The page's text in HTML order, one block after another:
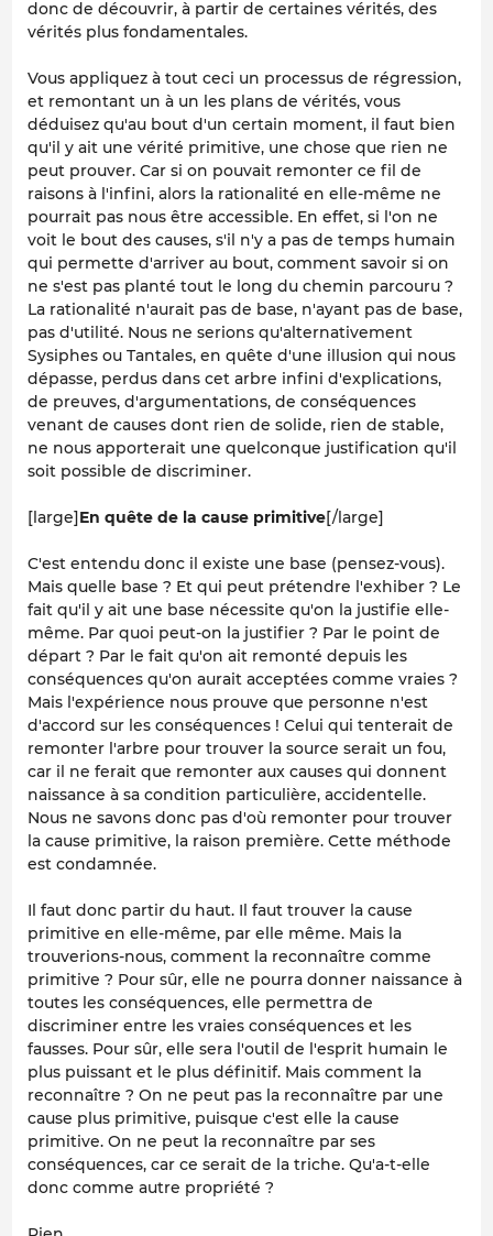
donc de découvrir, à partir de certaines vérités, des
vérités plus fondamentales.
Vous appliquez à tout ceci un processus de régression,
et remontant un à un les plans de vérités, vous
déduisez qu'au bout d'un certain moment, il faut bien
qu'il y ait une vérité primitive, une chose que rien ne
peut prouver. Car si on pouvait remonter ce fil de
raisons à l'infini, alors la rationalité en elle-même ne
pourrait pas nous être accessible. En effet, si l'on ne
voit le bout des causes, s'il n'y a pas de temps humain
qui permette d'arriver au bout, comment savoir si on
ne s'est pas planté tout le long du chemin parcouru ?
La rationalité n'aurait pas de base, n'ayant pas de base,
pas d'utilité. Nous ne serions qu'alternativement
Sysiphes ou Tantales, en quête d'une illusion qui nous
dépasse, perdus dans cet arbre infini d'explications,
de preuves, d'argumentations, de conséquences
venant de causes dont rien de solide, rien de stable,
ne nous apporterait une quelconque justification qu'il
soit possible de discriminer.
[large] En quête de la cause primitive[/large]
C'est entendu donc il existe une base (pensez-vous).
Mais quelle base ? Et qui peut prétendre l'exhiber ? Le
fait qu'il y ait une base nécessite qu'on la justifie elle-
même. Par quoi peut-on la justifier ? Par le point de
départ ? Par le fait qu'on ait remonté depuis les
conséquences qu'on aurait acceptées comme vraies ?
Mais l'expérience nous prouve que personne n'est
d'accord sur les conséquences ! Celui qui tenterait de
remonter l'arbre pour trouver la source serait un fou,
car il ne ferait que remonter aux causes qui donnent
naissance à sa condition particulière, accidentelle.
Nous ne savons donc pas d'où remonter pour trouver
la cause primitive, la raison première. Cette méthode
est condamnée.
Il faut donc partir du haut. Il faut trouver la cause
primitive en elle-même, par elle même. Mais la
trouverions-nous, comment la reconnaître comme
primitive ? Pour sûr, elle ne pourra donner naissance à
toutes les conséquences, elle permettra de
discriminer entre les vraies conséquences et les
fausses. Pour sûr, elle sera l'outil de l'esprit humain le
plus puissant et le plus définitif. Mais comment la
reconnaître ? On ne peut pas la reconnaître par une
cause plus primitive, puisque c'est elle la cause
primitive. On ne peut la reconnaître par ses
conséquences, car ce serait de la triche. Qu'a-t-elle
donc comme autre propriété ?